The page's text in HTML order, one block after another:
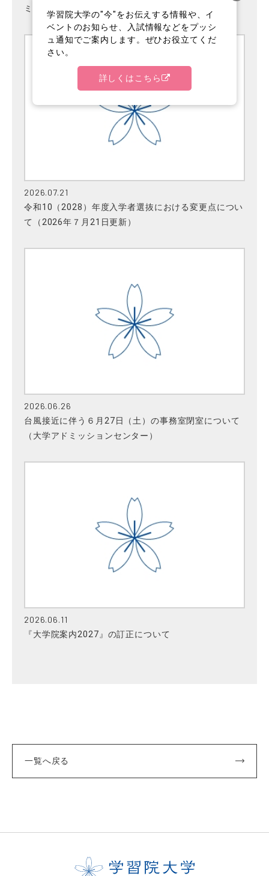
ミッションセンター）
2026.07.21
令和10（2028）年度入学者選抜における変更点につい
て（2026年７月21日更新）
2026.06.26
台風接近に伴う６月27日（土）の事務室閉室について
（大学アドミッションセンター）
2026.06.11
『大学院案内2027』の訂正について
一覧へ戻る
学習院大学の"今"をお伝えする情報や、イ
ベントのお知らせ、入試情報などをプッシ
ュ通知でご案内します。ぜひお役立てくだ
さい。
詳しくはこちら